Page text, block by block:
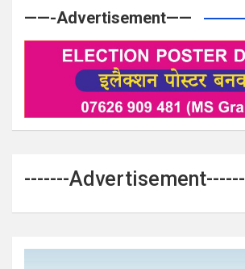
——-Advertisement——
-------Advertisement------